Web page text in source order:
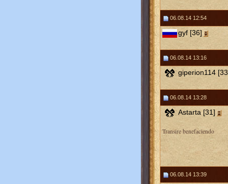
06.08.14 12:54
gyf [36]
06.08.14 13:16
giperion114
06.08.14 13:28
Astarta [31]
Transire benefaciendo
06.08.14 13:39